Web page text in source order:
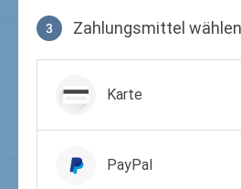
3 Zahlungsmittel wählen
Karte
PayPal